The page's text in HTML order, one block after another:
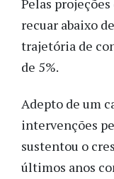
Pelas
recuar abaixo
trajetória de
de 5%.
Adepto de um
intervenções
sustentou o
últimos anos